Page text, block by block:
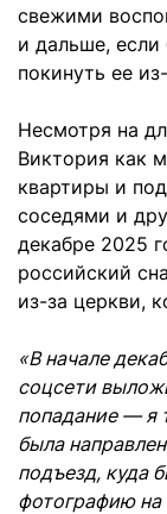
свежими
и дальше,
покинуть ее
Несмотря на
Виктория как
квартиры и
соседями и
декабре 2025
российский
из-за церкви,
«В начале
соцсети
попадание — я
была
подъезд, куда
фотографию